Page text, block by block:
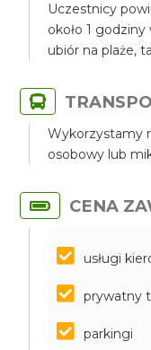
Uczestnicy
około 1
ubiór na plaże,
Wykorzystamy
osobowy lub
CENA
usługi
prywatny
parkingi